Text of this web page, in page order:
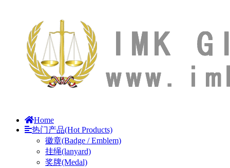
Home
热门产品(Hot Products)
徽章(Badge / Emblem)
挂绳(lanyard)
奖牌(Medal)